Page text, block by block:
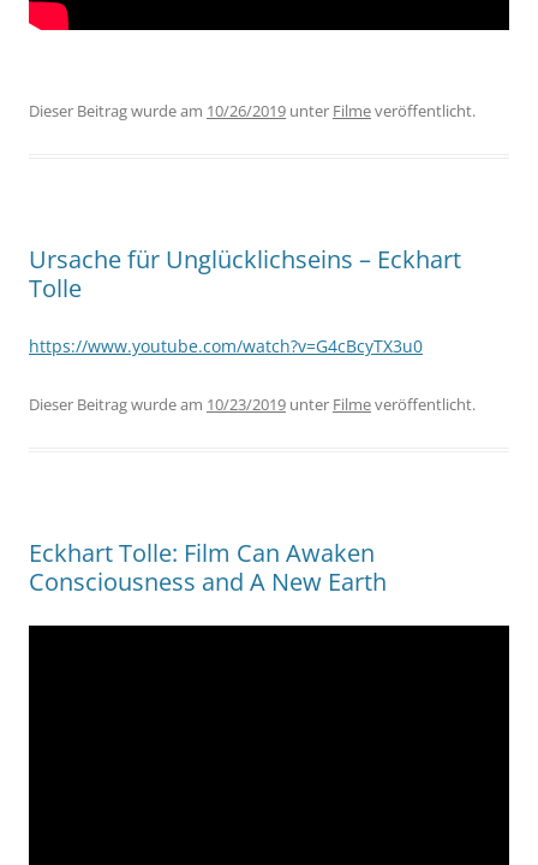
Dieser Beitrag wurde am 10/26/2019 unter Filmeveröffentlicht.
Ursache für Unglücklichseins – Eckhart
Tolle
https://www.youtube.com/watch?v=G4cBcyTX3u0
Dieser Beitrag wurde am 10/23/2019 unter Filmeveröffentlicht.
Eckhart Tolle: Film Can Awaken
Consciousness and A New Earth